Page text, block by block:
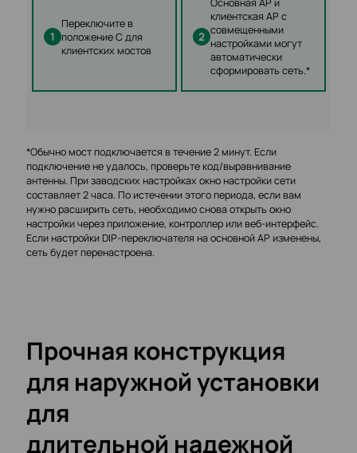
1
Переключите в
положение C для
клиентских мостов
2
Основная AP и
клиентская AP с
совмещенными
настройками могут
автоматически
сформировать сеть.*
*Обычно мост подключается в течение 2 минут. Если
подключение не удалось, проверьте код/выравнивание
антенны. При заводских настройках окно настройки сети
составляет 2 часа. По истечении этого периода, если вам
нужно расширить сеть, необходимо снова открыть окно
настройки через приложение, контроллер или веб-интерфейс.
Если настройки DIP-переключателя на основной AP изменены,
сеть будет перенастроена.
Прочная конструкция
для наружной установки
для
длительной надежной